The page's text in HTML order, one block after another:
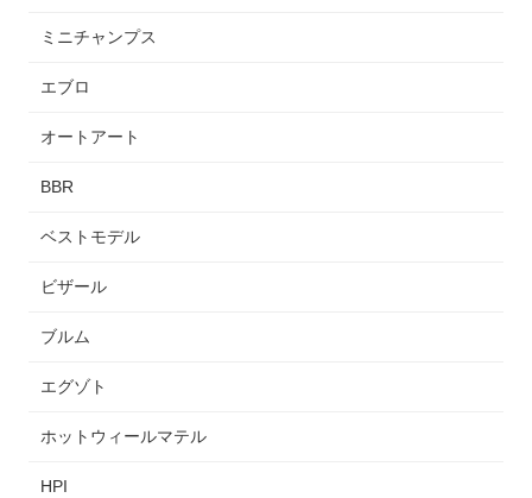
ミニチャンプス
エブロ
オートアート
BBR
ベストモデル
ビザール
ブルム
エグゾト
ホットウィールマテル
HPI